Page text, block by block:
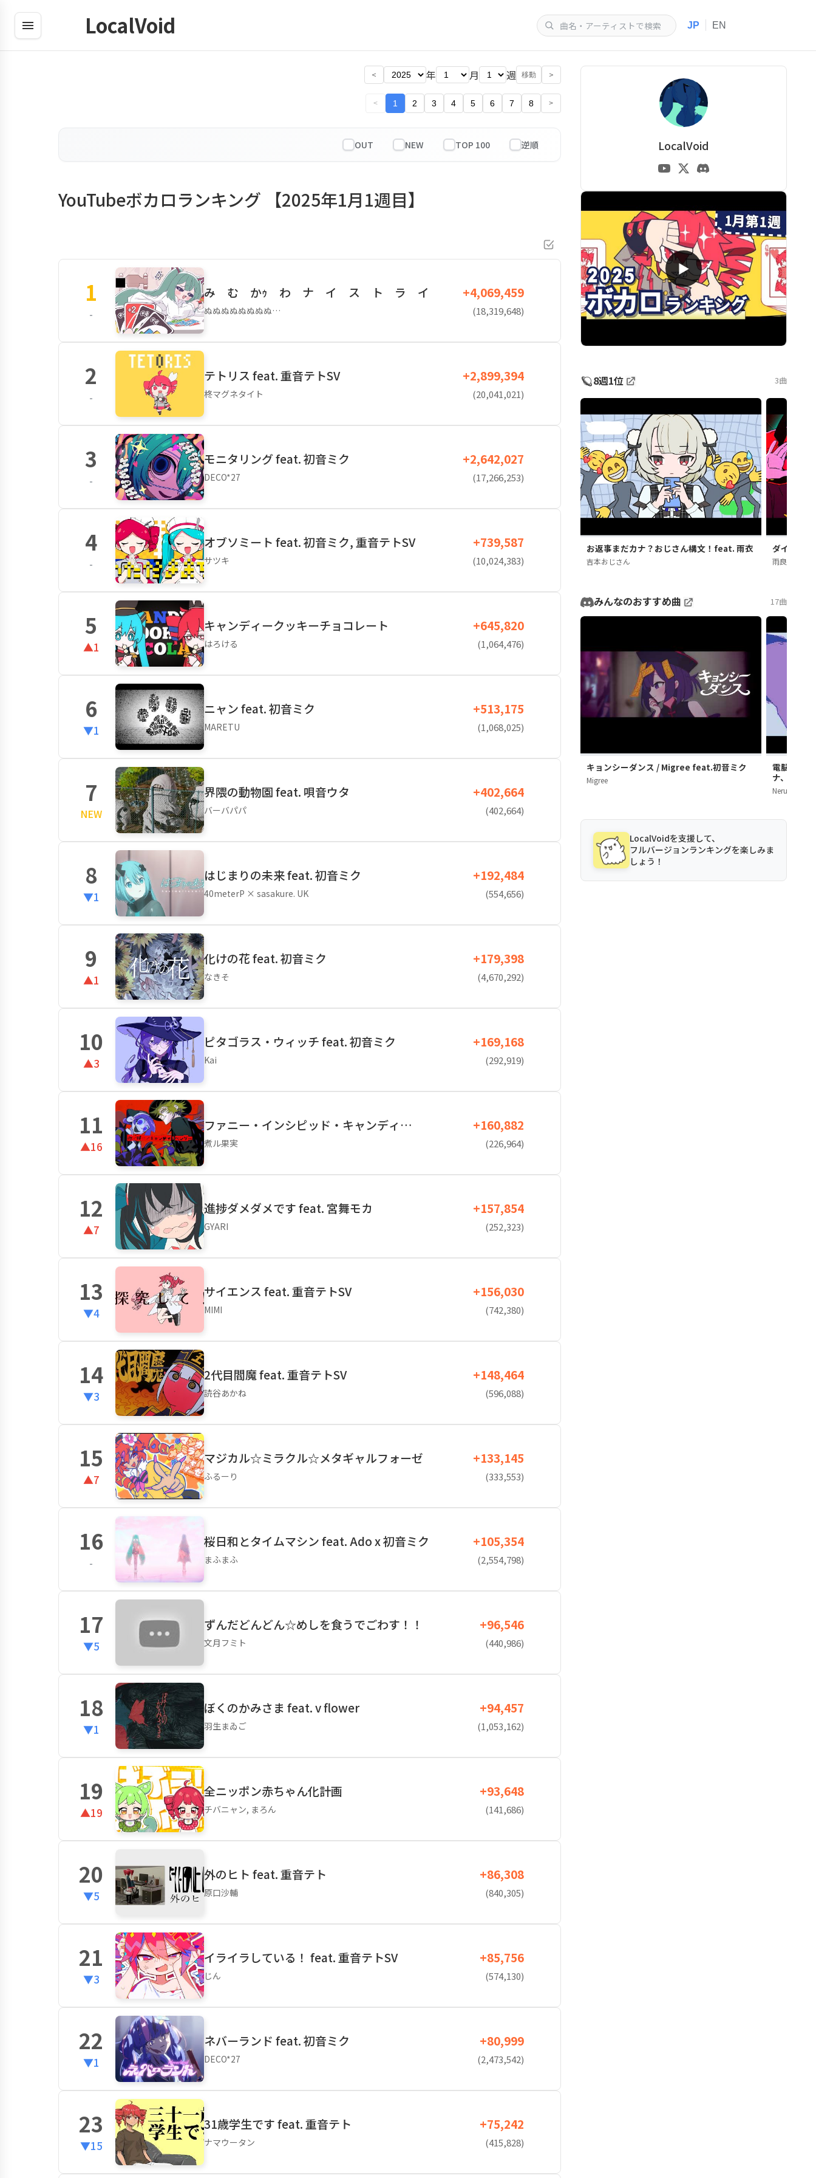
LocalVoid JP EN
< 年 月 週 移動 >
< 1 2 3 4 5 6 7 8 >
OUT NEW TOP 100
YouTubeボカロランキング 【2025年1月1週目】
1
-
み む かｩ わ ナ イ ス ト ラ イ
ぬぬぬぬぬぬぬぬ…
+4,069,459
(18,319,648)
2
-
テトリス feat. 重音テトSV
柊マグネタイト
+2,899,394
(20,041,021)
3
-
モニタリング feat. 初音ミク
DECO*27
+2,642,027
(17,266,253)
4
-
オブソミート feat. 初音ミク, 重音テトSV
サツキ
+739,587
(10,024,383)
5
▲1
キャンディークッキーチョコレート
はろける
+645,820
(1,064,476)
6
▼1
ニャン feat. 初音ミク
MARETU
+513,175
(1,068,025)
7
NEW
界隈の動物園 feat. 唄音ウタ
バーバパパ
+402,664
(402,664)
8
▼1
はじまりの未来 feat. 初音ミク
40meterP × sasakure. UK
+192,484
(554,656)
9
▲1
化けの花 feat. 初音ミク
なきそ
+179,398
(4,670,292)
10
▲3
ピタゴラス・ウィッチ feat. 初音ミク
Kai
+169,168
(292,919)
11
▲16
ファニー・インシピッド・キャンディ…
煮ル果実
+160,882
(226,964)
12
▲7
進捗ダメダメです feat. 宮舞モカ
GYARI
+157,854
(252,323)
13
▼4
サイエンス feat. 重音テトSV
MIMI
+156,030
(742,380)
14
▼3
2代目閻魔 feat. 重音テトSV
読谷あかね
+148,464
(596,088)
15
▲7
マジカル☆ミラクル☆メタギャルフォーゼ
ふるーり
+133,145
(333,553)
16
-
桜日和とタイムマシン feat. Ado x 初音ミク
まふまふ
+105,354
(2,554,798)
17
▼5
ずんだどんどん☆めしを食うでごわす！！
文月フミト
+96,546
(440,986)
18
▼1
ぼくのかみさま feat. v flower
羽生まゐご
+94,457
(1,053,162)
19
▲19
全ニッポン赤ちゃん化計画
チバニャン, まろん
+93,648
(141,686)
20
▼5
外のヒト feat. 重音テト
原口沙輔
+86,308
(840,305)
21
▼3
イライラしている！ feat. 重音テトSV
じん
+85,756
(574,130)
22
▼1
ネバーランド feat. 初音ミク
DECO*27
+80,999
(2,473,542)
23
▼15
31歳学生です feat. 重音テト
ナマウータン
+75,242
(415,828)
LocalVoid
▶
🪐8週1位 3曲
お返事まだカナ？おじさん構文！feat. 雨衣
吉本おじさん
ダイダイ
雨良
みんなのおすすめ曲 17曲
キョンシーダンス / Migree feat.初音ミク
Migree
電脳殺意 /
ナ、鏡音
Neru
LocalVoidを支援して、
フルバージョンランキングを楽しみま
しょう！